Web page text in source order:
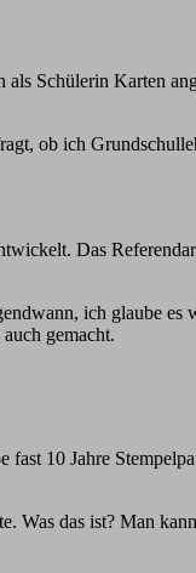
Schülerin Karten
ob ich
Das
ich glaube es
gemacht.
10 Jahre
Was das ist? Man